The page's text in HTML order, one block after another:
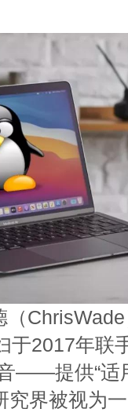
于2017年联
——提供“适
究界被视为